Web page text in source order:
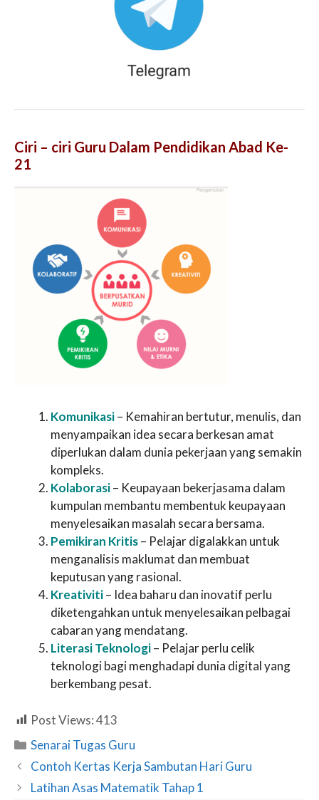
Ciri – ciri Guru Dalam Pendidikan Abad Ke-
21
Komunikasi– Kemahiran bertutur, menulis, dan
menyampaikan idea secara berkesan amat
diperlukan dalam dunia pekerjaan yang semakin
kompleks.
Kolaborasi– Keupayaan bekerjasama dalam
kumpulan membantu membentuk keupayaan
menyelesaikan masalah secara bersama.
Pemikiran Kritis– Pelajar digalakkan untuk
menganalisis maklumat dan membuat
keputusan yang rasional.
Kreativiti– Idea baharu dan inovatif perlu
diketengahkan untuk menyelesaikan pelbagai
cabaran yang mendatang.
Literasi Teknologi– Pelajar perlu celik
teknologi bagi menghadapi dunia digital yang
berkembang pesat.
Post Views:413
Categories
Senarai Tugas Guru
Contoh Kertas Kerja Sambutan Hari Guru
Latihan Asas Matematik Tahap 1